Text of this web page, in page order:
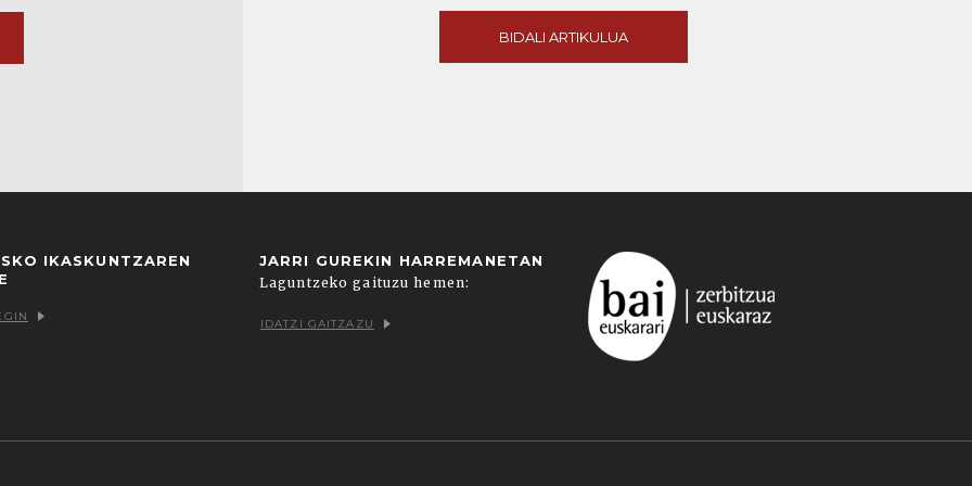
BIDALI ARTIKULUA
IKASKUNTZAREN
JARRI GUREKIN HARREMANETAN
Laguntzeko gaituzu hemen:
IDATZI GAITZAZU